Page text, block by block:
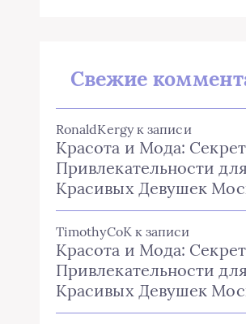
Свежие
RonaldKergyк записи
Красота и Мода:
Привлекательности для
Красивых Девушек
TimothyCoK к записи
Красота и Мода:
Привлекательности для
Красивых Девушек